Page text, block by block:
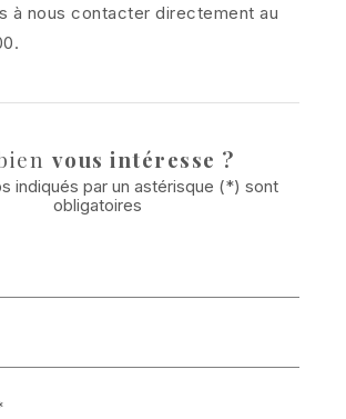
à nous contacter directement au
vous intéresse ?
indiqués par un astérisque (*) sont
obligatoires